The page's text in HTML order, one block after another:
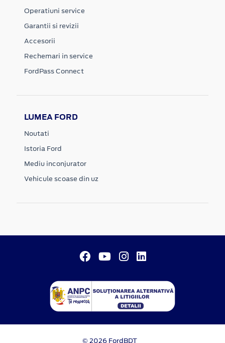
Operatiuni service
Garantii si revizii
Accesorii
Rechemari in service
FordPass Connect
LUMEA FORD
Noutati
Istoria Ford
Mediu inconjurator
Vehicule scoase din uz
© 2026 FordBDT